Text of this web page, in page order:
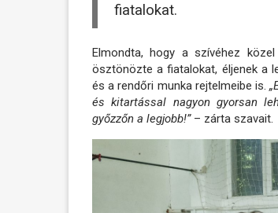
fiatalokat.
Elmondta, hogy a szívéhez
ösztönözte a fiatalokat, éljenek a
és a rendőri munka rejtelmeibe is.
és kitartással nagyon gyorsan
győzzőn a legjobb!”– zárta szavait.